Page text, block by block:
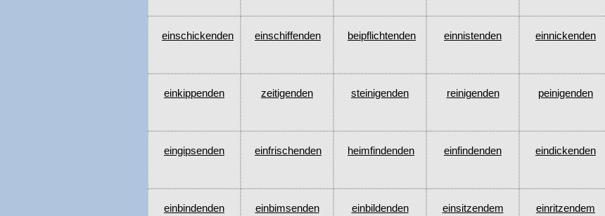
einschickenden einschiffenden beipflichtenden einnistenden einnickenden
einkippenden zeitigenden steinigenden reinigenden peinigenden
eingipsenden einfrischenden heimfindenden einfindenden eindickenden
einbindenden einbimsenden einbildenden einsitzendem einritzendem